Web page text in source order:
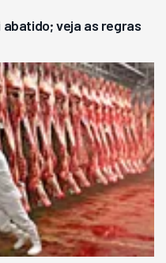
veja as regras